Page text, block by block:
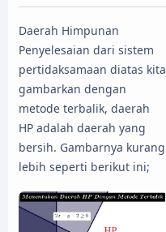
Daerah Himpunan
Penyelesaian dari sistem
pertidaksamaan diatas kita
gambarkan dengan
metode terbalik, daerah
HP adalah daerah yang
bersih. Gambarnya kurang
lebih seperti berikut ini;